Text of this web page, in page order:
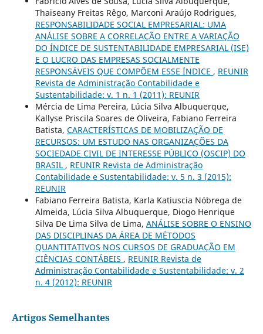
Thaiseany Freitas Rêgo, Marconi Araújo Rodrigues,
RESPONSABILIDADE SOCIAL EMPRESARIAL: UMA
ANÁLISE SOBRE A CORRELAÇÃO ENTRE A VARIAÇÃO
DO ÍNDICE DE SUSTENTABILIDADE EMPRESARIAL (ISE)
E O LUCRO DAS EMPRESAS SOCIALMENTE
RESPONSÁVEIS QUE COMPÕEM ESSE ÍNDICE , REUNIR
Revista de Administração Contabilidade e
Sustentabilidade: v. 1 n. 1 (2011): REUNIR
Mércia de Lima Pereira, Lúcia Silva Albuquerque,
Kallyse Priscila Soares de Oliveira, Fabiano Ferreira
Batista, CARACTERÍSTICAS DE MOBILIZAÇÃO DE
RECURSOS: UM ESTUDO NAS ORGANIZAÇÕES DA
SOCIEDADE CIVIL DE INTERESSE PÚBLICO (OSCIP) DO
BRASIL , REUNIR Revista de Administração
Contabilidade e Sustentabilidade: v. 5 n. 3 (2015):
REUNIR
Fabiano Ferreira Batista, Karla Katiuscia Nóbrega de
Almeida, Lúcia Silva Albuquerque, Diogo Henrique
Silva De Lima Silva de Lima, ANÁLISE SOBRE O ENSINO
DAS DISCIPLINAS DA ÁREA DE MÉTODOS
QUANTITATIVOS NOS CURSOS DE GRADUAÇÃO EM
CIÊNCIAS CONTÁBEIS , REUNIR Revista de
Administração Contabilidade e Sustentabilidade: v. 2
n. 4 (2012): REUNIR
Artigos Semelhantes